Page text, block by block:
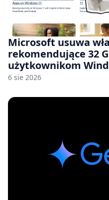
Microsoft usuwa
rekomendujące 32
użytkownikom
nam przy tym
6 sie 2026